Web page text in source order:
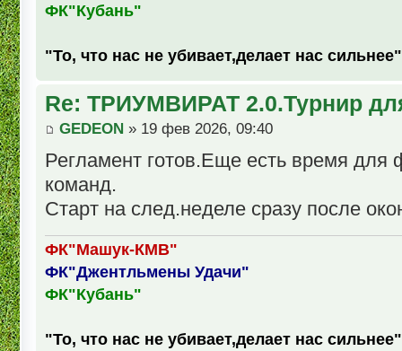
ФК"Кубань"
"То, что нас не убивает,делает нас сильнее"
Re: ТРИУМВИРАТ 2.0.Турнир
GEDEON » 19 фев 2026, 09:40
Регламент готов.Еще есть время для
команд.
Старт на след.неделе сразу после
ФК"Машук-КМВ"
ФК"Джентльмены Удачи"
ФК"Кубань"
"То, что нас не убивает,делает нас сильнее"